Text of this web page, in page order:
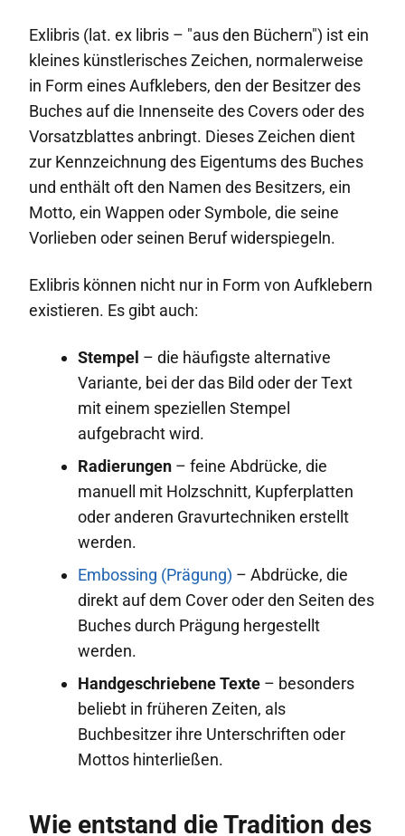
Exlibris (lat. ex libris – "aus den Büchern") ist ein
kleines künstlerisches Zeichen, normalerweise
in Form eines Aufklebers, den der Besitzer des
Buches auf die Innenseite des Covers oder des
Vorsatzblattes anbringt. Dieses Zeichen dient
zur Kennzeichnung des Eigentums des Buches
und enthält oft den Namen des Besitzers, ein
Motto, ein Wappen oder Symbole, die seine
Vorlieben oder seinen Beruf widerspiegeln.
Exlibris können nicht nur in Form von Aufklebern
existieren. Es gibt auch:
Stempel – die häufigste alternative
Variante, bei der das Bild oder der Text
mit einem speziellen Stempel
aufgebracht wird.
Radierungen – feine Abdrücke, die
manuell mit Holzschnitt, Kupferplatten
oder anderen Gravurtechniken erstellt
werden.
Embossing (Prägung) – Abdrücke, die
direkt auf dem Cover oder den Seiten des
Buches durch Prägung hergestellt
werden.
Handgeschriebene Texte – besonders
beliebt in früheren Zeiten, als
Buchbesitzer ihre Unterschriften oder
Mottos hinterließen.
Wie entstand die Tradition des